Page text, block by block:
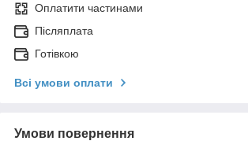
Оплатити частинами
Післяплата
Готівкою
Всі умови оплати
Умови повернення